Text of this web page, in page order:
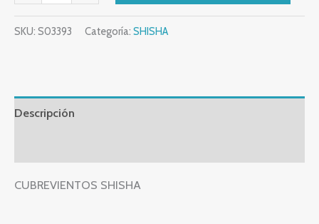
SKU: S03393 Categoría: SHISHA
Descripción
CUBREVIENTOS SHISHA